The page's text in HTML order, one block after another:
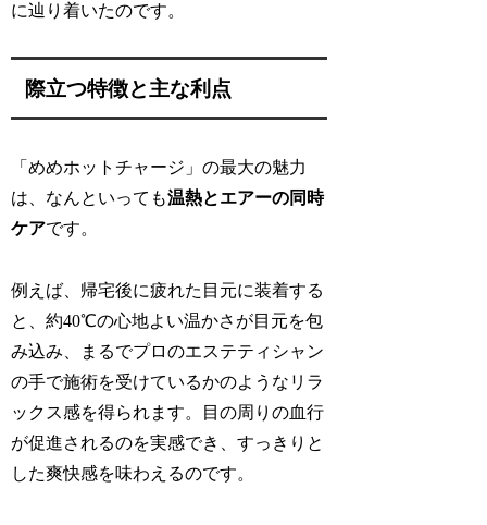
に辿り着いたのです。
際立つ特徴と主な利点
「めめホットチャージ」の最大の魅力
は、なんといっても温熱とエアーの同時
ケアです。
例えば、帰宅後に疲れた目元に装着する
と、約40℃の心地よい温かさが目元を包
み込み、まるでプロのエステティシャン
の手で施術を受けているかのようなリラ
ックス感を得られます。目の周りの血行
が促進されるのを実感でき、すっきりと
した爽快感を味わえるのです。